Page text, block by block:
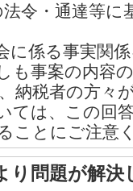
令・通達等に
に係る事実関
も事案の内容
納税者の方々
ては、この回
ことにご注意
り問題が解決